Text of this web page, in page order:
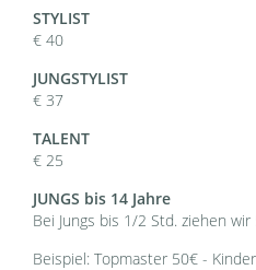
STYLIST
€ 40
JUNGSTYLIST
€ 37
TALENT
€ 25
JUNGS bis 14 Jahre
Bei Jungs bis 1/2 Std. ziehen
Beispiel: Topmaster 50€ -